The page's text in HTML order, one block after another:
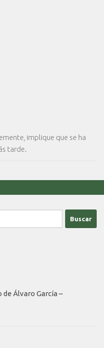
implique que se ha
tarde.
Álvaro García –